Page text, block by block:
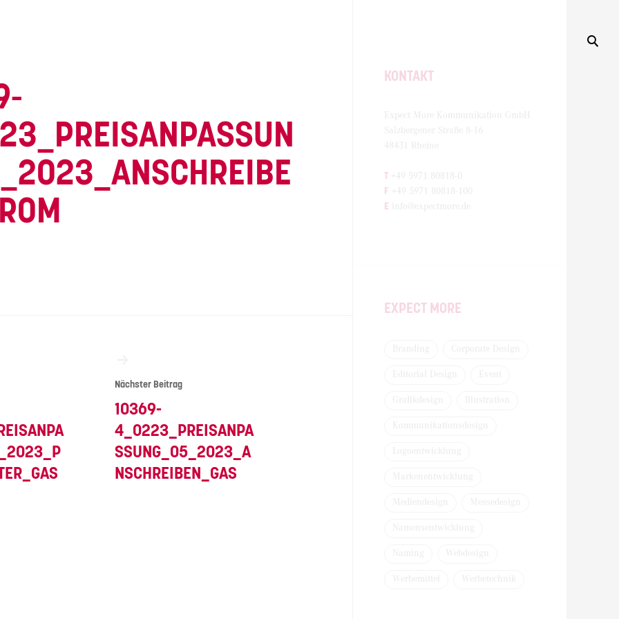
Nächster Beitrag
10369-
4_0223_PREISANPA
SSUNG_05_2023_A
NSCHREIBEN_GAS
KONTAKT
Expect More Kommunikation GmbH
Salzbergener Straße 8-16
48431 Rheine
T +49 5971 80818-0
F +49 5971 80818-100
E info@expectmore.de
EXPECT MORE
Branding Corporate Design
Editorial Design
Grafikdesign
Kommunikationsdesign
Logoentwicklung
Markenentwicklung
Mediendesign Messedesign
Namensentwicklung
Naming Webdesign